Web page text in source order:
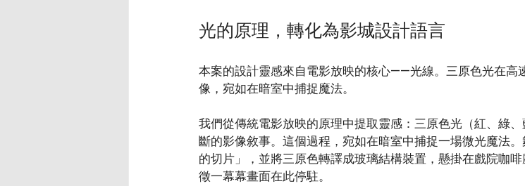
光的原理，轉化為影城設計語言
本案的設計靈感來自電影放映的核心——光線。三原色光在高
像，宛如在暗室中捕捉魔法。
我們從傳統電影放映的原理中提取靈感：三原色光（紅、綠
斷的影像敘事。這個過程，宛如在暗室中捕捉一場微光魔法
的切片」，並將三原色轉譯成玻璃結構裝置，懸掛在戲院咖
徵一幕幕畫面在此停駐。